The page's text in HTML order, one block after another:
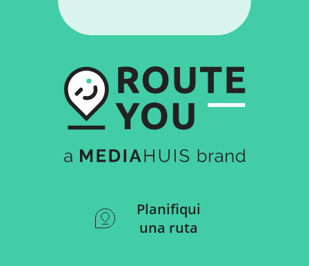
Planifiqui
una ruta